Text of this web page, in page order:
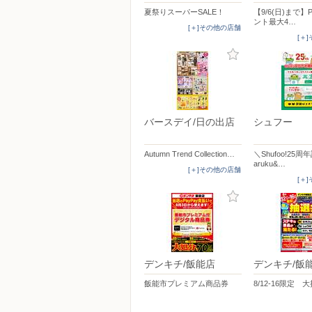
夏祭りスーパーSALE！
[＋]その他の店舗
【9/6(日)まで】
ント最大4…
[＋]
バースデイ/日の出店
Autumn Trend Collection…
[＋]その他の店舗
シュフー
＼Shufoo!25周
aruku&…
[＋]
デンキチ/飯能店
飯能市プレミアム商品券
デンキチ/飯
8/12-16限定 大